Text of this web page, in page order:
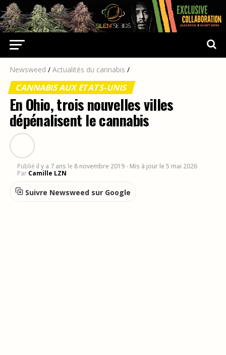
Newsweed / Actualités du cannabis /
CANNABIS AUX ETATS-UNIS
En Ohio, trois nouvelles villes
dépénalisent le cannabis
Publié il y a 7 ans le 8 novembre 2019 - Mis à jour le 5 mai 2026
Par Camille LZN
Suivre Newsweed sur Google